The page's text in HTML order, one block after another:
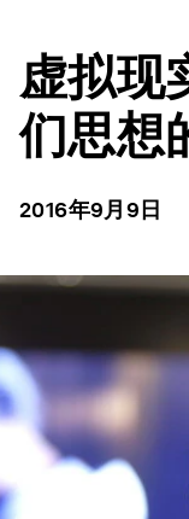
虚拟现
们思想
2016年9月9日